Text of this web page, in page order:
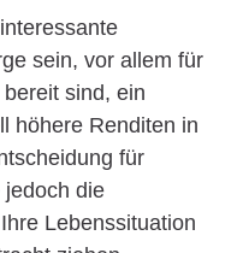
sein, vor allem für
sind, ein
höhere Renditen in
für
jedoch die
Lebenssituation